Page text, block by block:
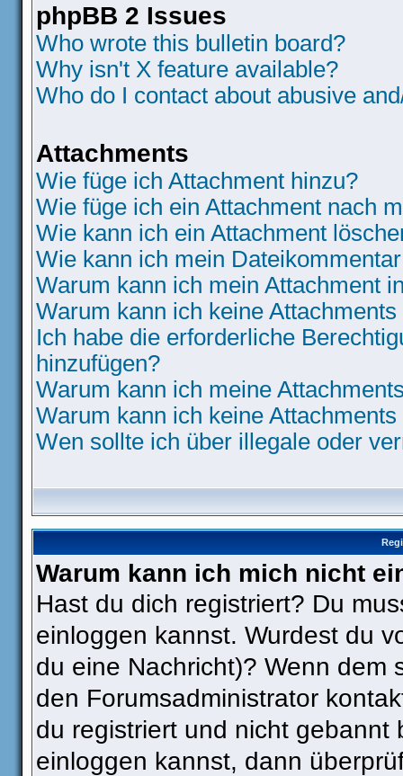
phpBB 2 Issues
Who wrote this bulletin board?
Why isn't X feature available?
Who do I contact about abusive
Attachments
Wie füge ich Attachment hinzu?
Wie füge ich ein Attachment nach
Wie kann ich ein Attachment
Wie kann ich mein
Warum kann ich mein Attachment
Warum kann ich keine
Ich habe die erforderliche
hinzufügen?
Warum kann ich meine
Warum kann ich keine
Wen sollte ich über illegale oder
Warum kann ich mich nicht
Hast du dich registriert? Du
einloggen kannst. Wurdest du
du eine Nachricht)? Wenn dem
den Forumsadministrator
du registriert und nicht gebannt
einloggen kannst, dann